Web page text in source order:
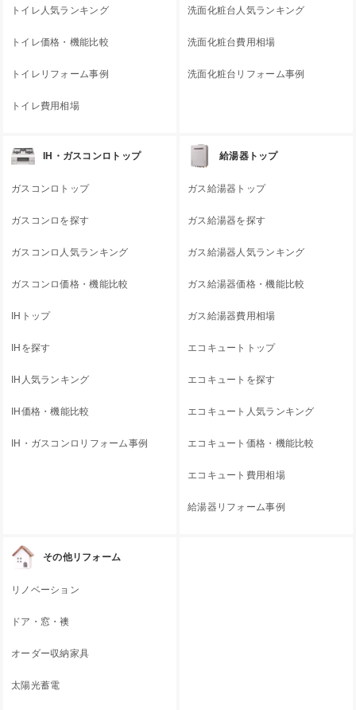
トイレ人気ランキング
トイレ価格・機能比較
トイレリフォーム事例
トイレ費用相場
洗面化粧台人気ランキング
洗面化粧台費用相場
洗面化粧台リフォーム事例
IH・ガスコンロトップ
ガスコンロトップ
ガスコンロを探す
ガスコンロ人気ランキング
ガスコンロ価格・機能比較
IHトップ
IHを探す
IH人気ランキング
IH価格・機能比較
IH・ガスコンロリフォーム事例
給湯器トップ
ガス給湯器トップ
ガス給湯器を探す
ガス給湯器人気ランキング
ガス給湯器価格・機能比較
ガス給湯器費用相場
エコキュートトップ
エコキュートを探す
エコキュート人気ランキング
エコキュート価格・機能比較
エコキュート費用相場
給湯器リフォーム事例
その他リフォーム
リノベーション
ドア・窓・襖
オーダー収納家具
太陽光蓄電